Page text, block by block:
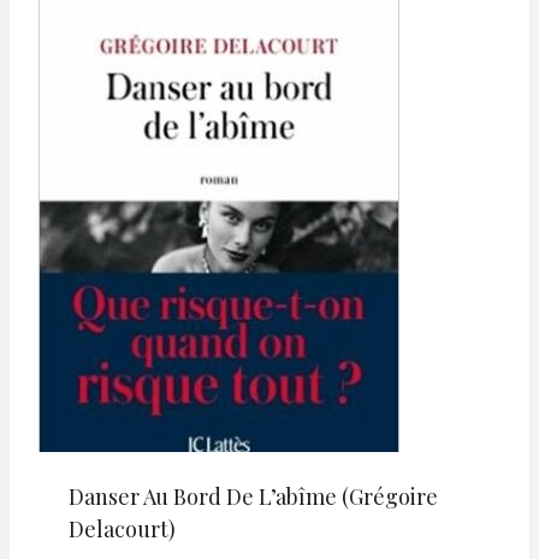
Danser Au Bord De L’abîme (Grégoire
Delacourt)